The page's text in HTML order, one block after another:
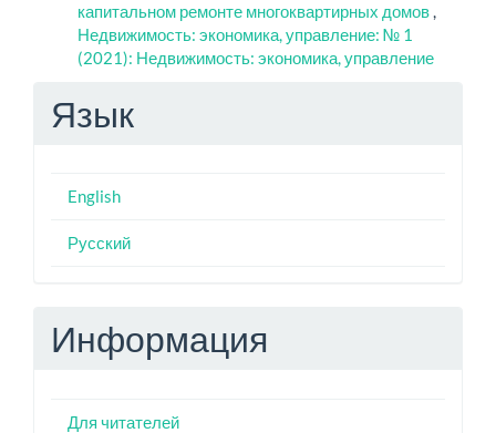
капитальном ремонте многоквартирных домов,
Недвижимость: экономика, управление: № 1
(2021): Недвижимость: экономика, управление
Язык
English
Русский
Информация
Для читателей